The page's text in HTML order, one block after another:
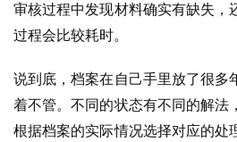
审核过程中发现材料确实有缺失，
过程会比较耗时。
说到底，档案在自己手里放了很多
着不管。不同的状态有不同的解法
根据档案的实际情况选择对应的处